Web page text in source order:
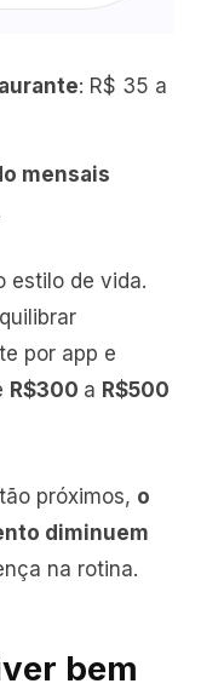
: R$ 35 a
mensais
estilo de vida.
por app e
R$300 a R$500
próximos, o
diminuem
na rotina.
bem